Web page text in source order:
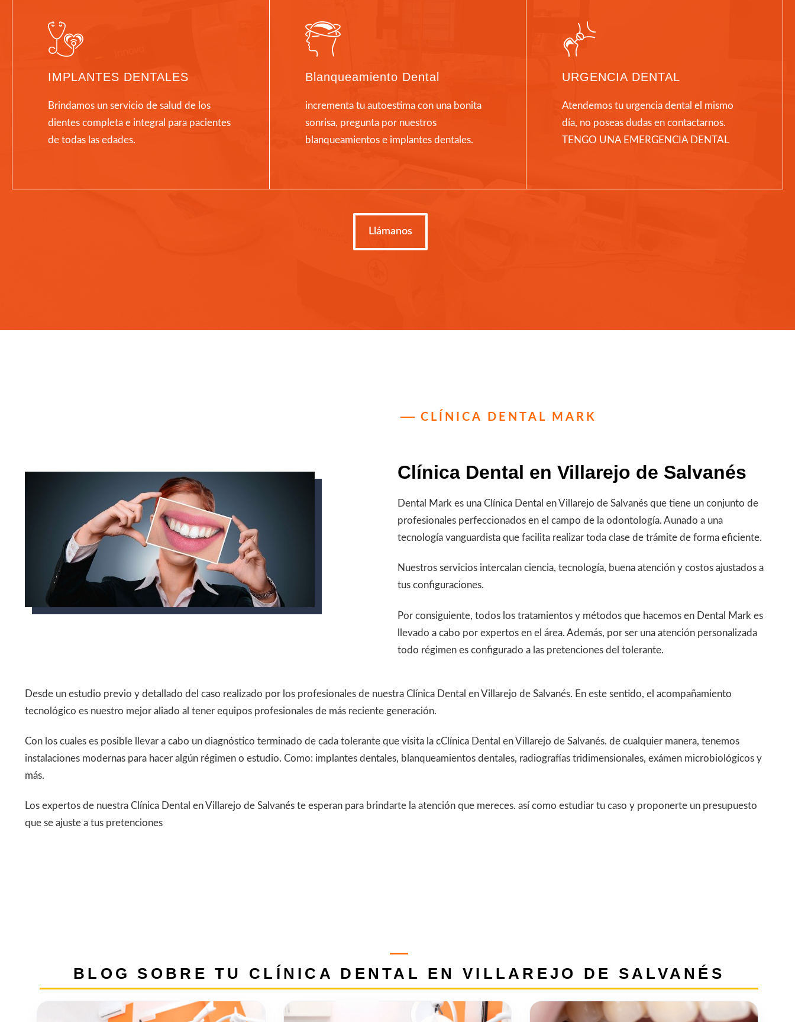
IMPLANTES DENTALES
Brindamos un servicio de salud de los
dientes completa e integral para pacientes
de todas las edades.
Blanqueamiento Dental
incrementa tu autoestima con una bonita
sonrisa, pregunta por nuestros
blanqueamientos e implantes dentales.
URGENCIA DENTAL
Atendemos tu urgencia dental el mismo
día, no poseas dudas en contactarnos.
TENGO UNA EMERGENCIA DENTAL
Llámanos
CLÍNICA DENTAL MARK
Clínica Dental en Villarejo de Salvanés
Dental Mark es una Clínica Dental en Villarejo de Salvanés que tiene un conjunto de
profesionales perfeccionados en el campo de la odontología. Aunado a una
tecnología vanguardista que facilita realizar toda clase de trámite de forma eficiente.
Nuestros servicios intercalan ciencia, tecnología, buena atención y costos ajustados a
tus configuraciones.
Por consiguiente, todos los tratamientos y métodos que hacemos en Dental Mark es
llevado a cabo por expertos en el área. Además, por ser una atención personalizada
todo régimen es configurado a las pretenciones del tolerante.
Desde un estudio previo y detallado del caso realizado por los profesionales de nuestra Clínica Dental en Villarejo de Salvanés. En este sentido, el acompañamiento
tecnológico es nuestro mejor aliado al tener equipos profesionales de más reciente generación.
Con los cuales es posible llevar a cabo un diagnóstico terminado de cada tolerante que visita la cClínica Dental en Villarejo de Salvanés. de cualquier manera, tenemos
instalaciones modernas para hacer algún régimen o estudio. Como: implantes dentales, blanqueamientos dentales, radiografías tridimensionales, exámen microbiológicos y
más.
Los expertos de nuestra Clínica Dental en Villarejo de Salvanés te esperan para brindarte la atención que mereces. así como estudiar tu caso y proponerte un presupuesto
que se ajuste a tus pretenciones
BLOG SOBRE TU CLÍNICA DENTAL EN VILLAREJO DE SALVANÉS